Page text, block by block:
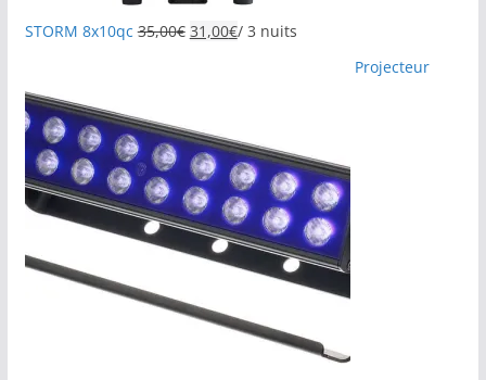
STORM 8x10qc 35,00€ 31,00€/ 3 nuits
Projecteur